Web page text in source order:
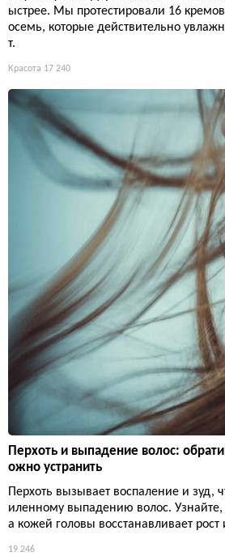
ыстрее. Мы протестировали 16
осемь, которые действительно
т.
Красота 17 240
Перхоть и выпадение волос:
ожно устранить
Перхоть вызывает воспаление и зуд,
иленному выпадению волос. Узнайте,
а кожей головы восстанавливает рост
19 246